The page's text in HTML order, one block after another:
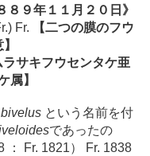
９年１１月２０日》
Fr.
【二つの膜のフウ
サキフウセンタケ亜
属】
という名前を付
であったの
： Fr. 1821） Fr. 1838